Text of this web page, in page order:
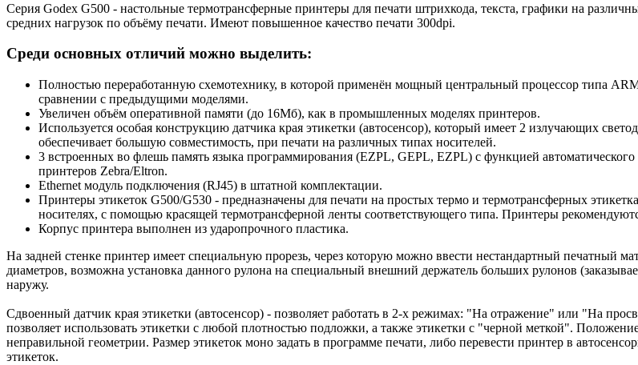
Серия Godex G500 - настольные термотрансферные принтеры для печати штрихкода, текста, графики на
средних нагрузок по объёму печати. Имеют повышенное качество печати 300dpi.
Среди основных отличий можно выделить:
Полностью переработанную схемотехнику, в которой применён мощный центральный процессор типа
сравнении с предыдущими моделями.
Увеличен объём оперативной памяти (до 16Мб), как в промышленных моделях принтеров.
Используется особая конструкцию датчика края этикетки (автосенсор), который имеет 2 излучающих
обеспечивает большую совместимость, при печати на различных типах носителей.
3 встроенных во флешь память языка программирования (EZPL, GEPL, EZPL) с функцией
принтеров Zebra/Eltron.
Ethernet модуль подключения (RJ45) в штатной комплектации.
Принтеры этикеток G500/G530 - предназначены для печати на простых термо и термотрансферных
носителях, с помощью красящей термотрансферной ленты соответствующего типа. Принтеры
Корпус принтера выполнен из ударопрочного пластика.
На задней стенке принтер имеет специальную прорезь, через которую можно ввести нестандартный печатный
диаметров, возможна установка данного рулона на специальный внешний держатель больших рулонов
наружу.
Сдвоенный датчик края этикетки (автосенсор) - позволяет работать в 2-х режимах: "На отражение" или "На
позволяет использовать этикетки с любой плотностью подложки, а также этикетки с "черной меткой".
неправильной геометрии. Размер этикеток моно задать в программе печати, либо перевести принтер в
этикеток.